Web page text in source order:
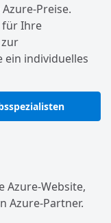
Preise.
für Ihre
individuelles
Azure-Website,
Azure-Partner.